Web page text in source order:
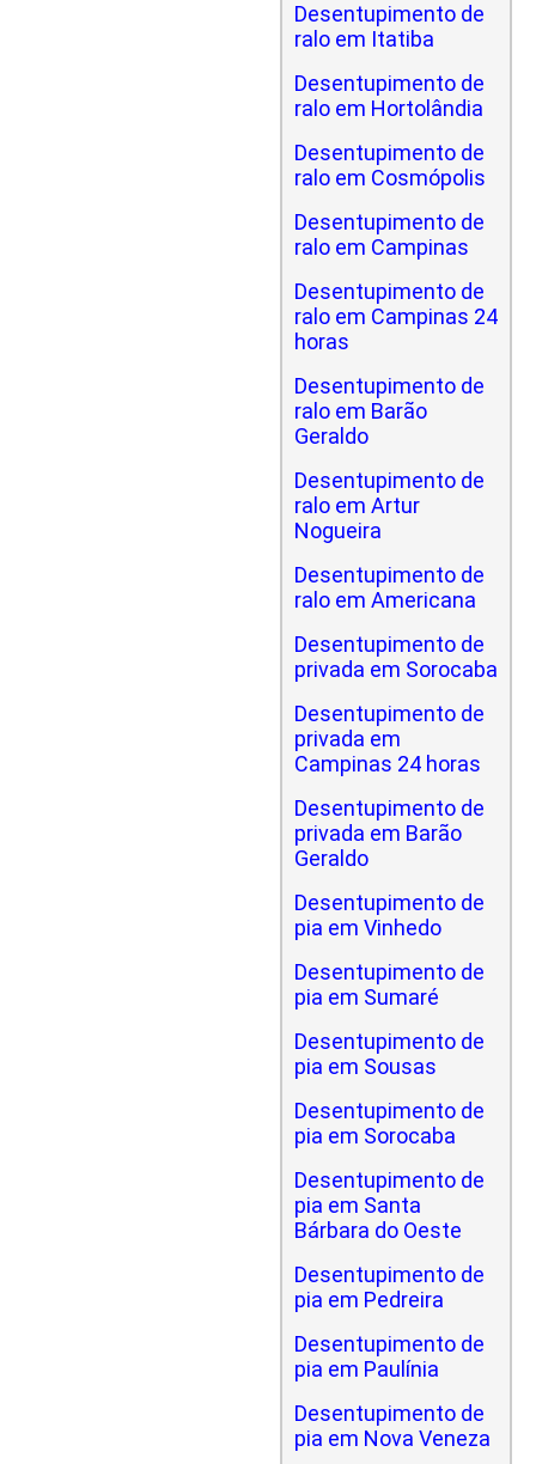
Desentupimento de
ralo em Itatiba
Desentupimento de
ralo em Hortolândia
Desentupimento de
ralo em Cosmópolis
Desentupimento de
ralo em Campinas
Desentupimento de
ralo em Campinas 24
horas
Desentupimento de
ralo em Barão
Geraldo
Desentupimento de
ralo em Artur
Nogueira
Desentupimento de
ralo em Americana
Desentupimento de
privada em Sorocaba
Desentupimento de
privada em
Campinas 24 horas
Desentupimento de
privada em Barão
Geraldo
Desentupimento de
pia em Vinhedo
Desentupimento de
pia em Sumaré
Desentupimento de
pia em Sousas
Desentupimento de
pia em Sorocaba
Desentupimento de
pia em Santa
Bárbara do Oeste
Desentupimento de
pia em Pedreira
Desentupimento de
pia em Paulínia
Desentupimento de
pia em Nova Veneza